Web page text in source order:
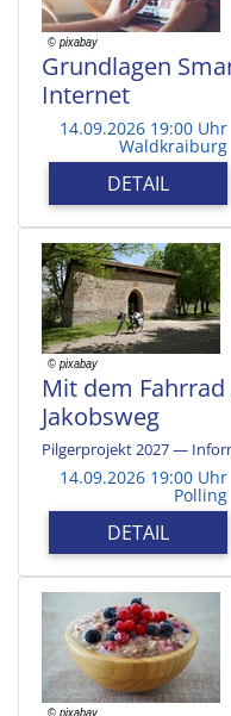
Grundlagen
Internet
14.09.2026 19:00 Uhr
Waldkraiburg
DETAIL
Mit dem
Jakobsweg
Pilgerprojekt 2027 —
14.09.2026 19:00 Uhr
Polling
DETAIL